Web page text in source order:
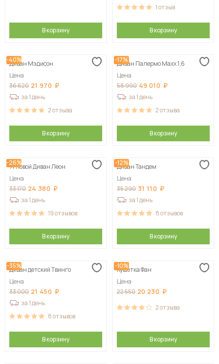
В корзину
1отзыв
В корзину
-40%
Диван Мэдисон
Цена
36 620 21 970
за 1 день
2отзыва
В корзину
-17%
Диван Палермо Maxx 1,6
Цена
58 990 49 010
за 1 день
2отзыва
В корзину
-26%
Угловой Диван Леон
Цена
33 170 24 380
за 1 день
19отзывов
В корзину
-12%
Диван Тандем
Цена
35 290 31 110
за 1 день
8отзывов
В корзину
-35%
Диван детский Твинго
Цена
33 000 21 450
за 1 день
8отзывов
В корзину
-10%
Кушетка Фан
Цена
22 550 20 230
2отзыва
В корзину